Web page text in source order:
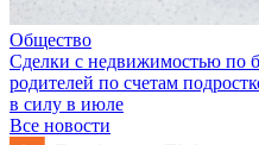
Общество
Сделки с недвижимостью по
родителей по счетам
в силу в июле
Все новости